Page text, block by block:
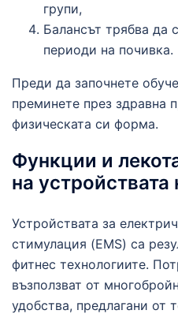
групи,
Балансът трябва
периоди на почивка.
Преди да започнете
преминете през здравна
физическата си форма.
Функции и
на устройствата
Устройствата за
стимулация (EMS) са
фитнес технологиите.
възползват от
удобства, предлагани от